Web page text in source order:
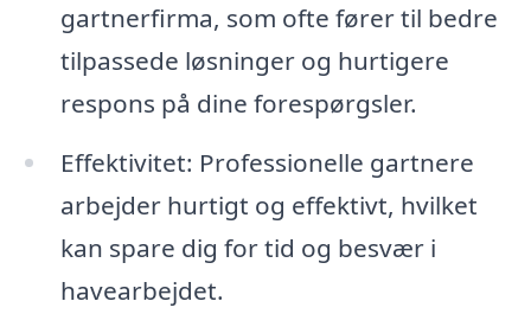
gartnerfirma, som ofte fører til bedre
tilpassede løsninger og hurtigere
respons på dine forespørgsler.
Effektivitet: Professionelle gartnere
arbejder hurtigt og effektivt, hvilket
kan spare dig for tid og besvær i
havearbejdet.